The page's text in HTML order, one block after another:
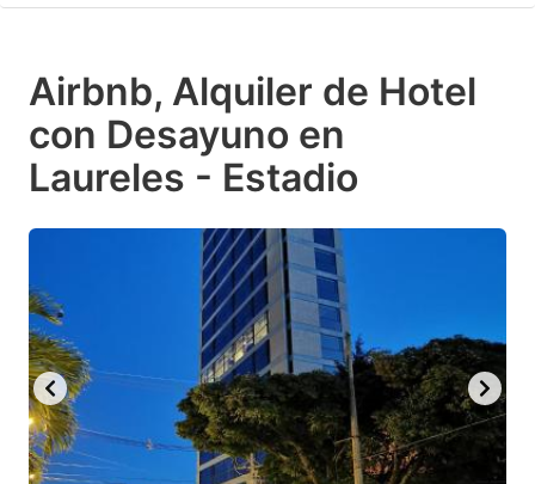
Airbnb, Alquiler de Hotel
con Desayuno en
Laureles - Estadio